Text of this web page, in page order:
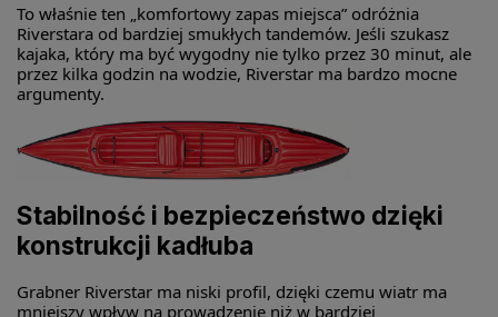
To właśnie ten „komfortowy zapas miejsca” odróżnia
Riverstara od bardziej smukłych tandemów. Jeśli szukasz
kajaka, który ma być wygodny nie tylko przez 30 minut, ale
przez kilka godzin na wodzie, Riverstar ma bardzo mocne
argumenty.
Stabilność i bezpieczeństwo dzięki
konstrukcji kadłuba
Grabner Riverstar ma niski profil, dzięki czemu wiatr ma
mniejszy wpływ na prowadzenie niż w bardziej